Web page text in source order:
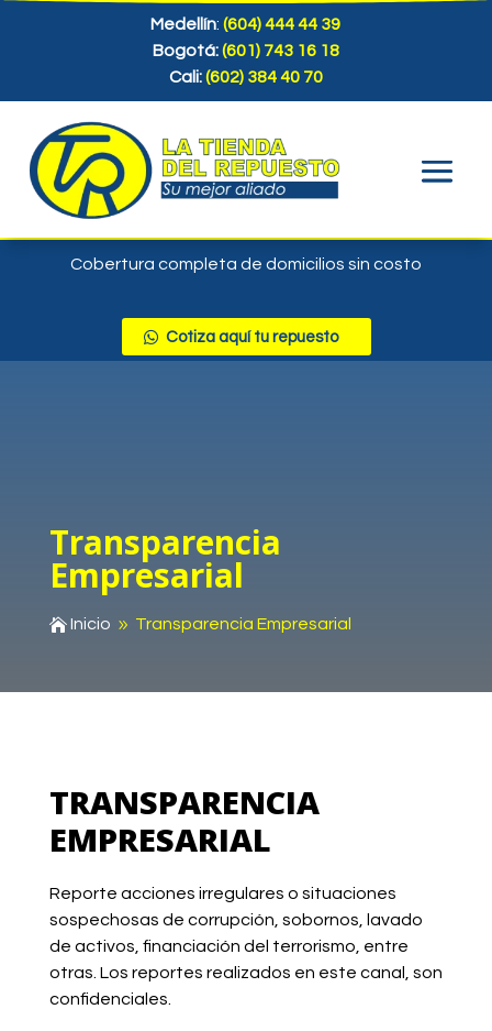
Medellín:(604) 444 44 39
Bogotá:(601) 743 16 18
Cali:(602) 384 40 70
Cobertura completa de domicilios sin costo
Cotiza aquí tu repuesto
Transparencia
Empresarial
 Inicio 9 Transparencia Empresarial
TRANSPARENCIA
EMPRESARIAL
Reporte acciones irregulares o situaciones
sospechosas de corrupción, sobornos, lavado
de activos, financiación del terrorismo, entre
otras. Los reportes realizados en este canal, son
confidenciales.